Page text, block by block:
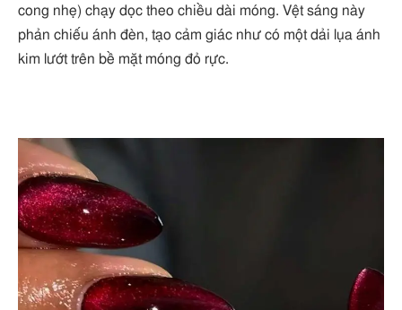
cong nhẹ) chạy dọc theo chiều dài móng. Vệt sáng này
phản chiếu ánh đèn, tạo cảm giác như có một dải lụa ánh
kim lướt trên bề mặt móng đỏ rực.